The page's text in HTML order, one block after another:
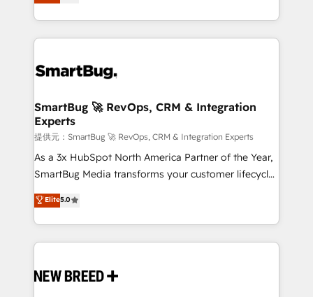
service wired together. ➤ AI and Integrations: Layer
tune-ups, feature rollouts, adoption coaching. Buying
HubSpot, switching to it, or reviving a stale portal?
We are built for the work.
力で顧客フロント業務を再設計します。 💡 100inc は何
をする会社か？ HubSpotを共通基盤に、AIエージェン
トを組み込んだ顧客フロント業務（マーケティング・営
ィブ・エージェンシーです。事業部・グループ会社・部
を、CRMを軸とした全社共通基盤に再構築します。意
思決定者・PMO・現場担当者に並走します。 1️⃣
HubSpot導入・活用支援 顧客データの一元化から、
GTMの見える化・自動化まで。全Hub統合運用、デー
タ品質設計、グループ横断のCRM統合に対応します。
の一部をAIが自律実行する組織への移行を設計・実装。
Breeze・Claude等をHubSpotと連携させ、役割定義・
革を、構想から実装・定着までPMOとして主導。「設
SmartBug 🚀 RevOps, CRM & Integration
Experts
提供元：SmartBug 🚀 RevOps, CRM & Integration Experts
As a 3x HubSpot North America Partner of the Year,
SmartBug Media transforms your customer lifecycle
into a revenue engine. Our unified ecosystem
includes specialized divisions Globalia (AI &
Software) and Point Success Media (Paid Media),
making this the official home for all three brands. 🔄
and system integrations powered by Globalia’s
Elite5.0